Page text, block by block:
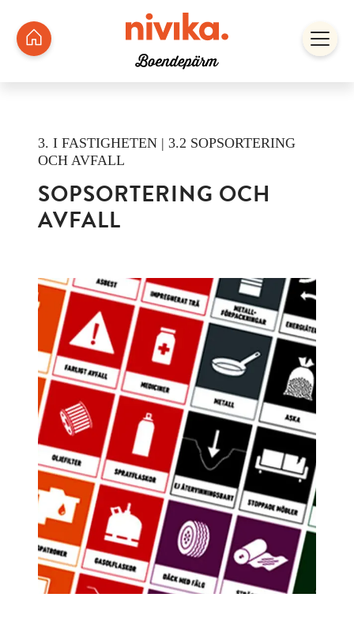
3. I FASTIGHETEN | 3.2 SOPSORTERING
OCH AVFALL
SOPSORTERING OCH
AVFALL